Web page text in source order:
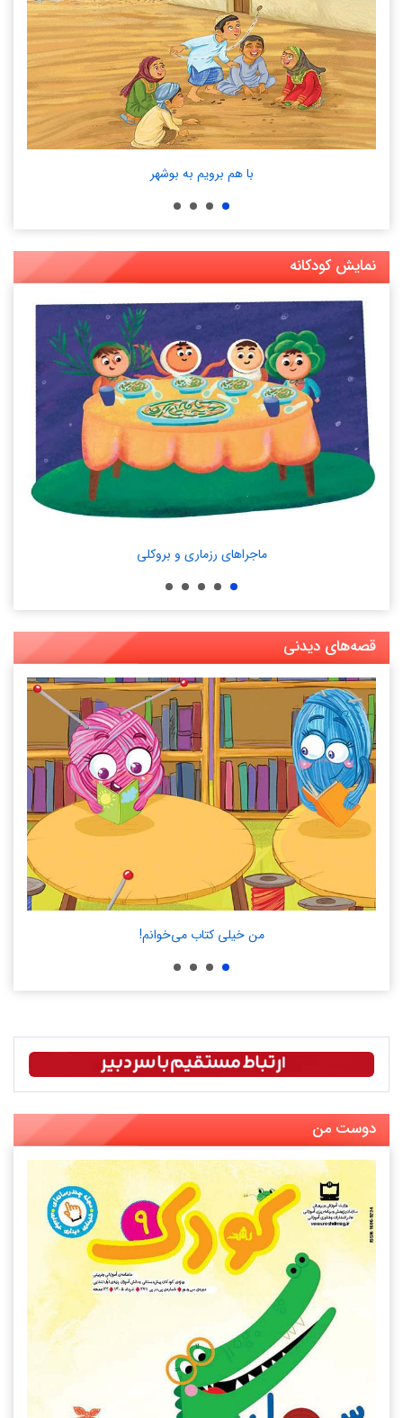
با هم برویم به بوشهر
نمایش کودکانه
ماجراهای رزماری و بروکلی
قصه‌های دیدنی
من خیلی کتاب می‌‏خوانم!
دوست من